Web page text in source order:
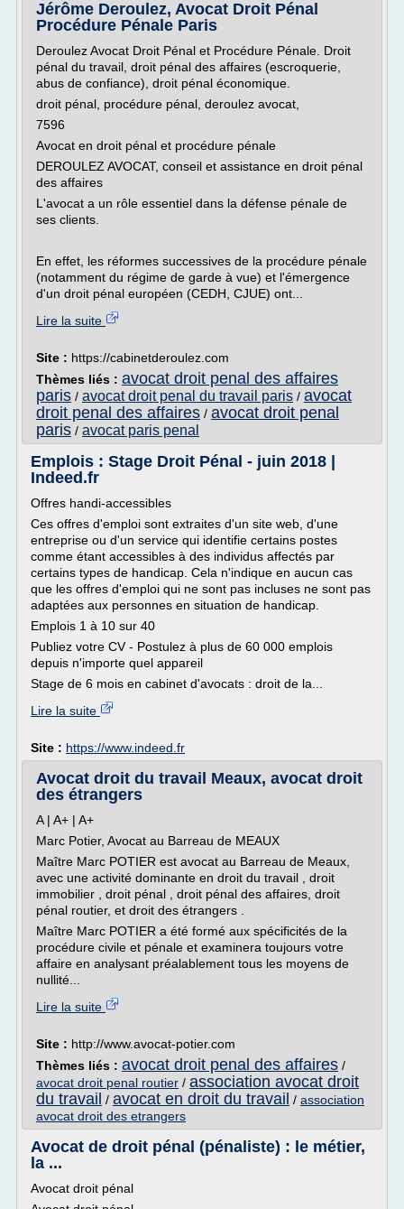
Jérôme Deroulez, Avocat Droit Pénal
Procédure Pénale Paris
Deroulez Avocat Droit Pénal et Procédure Pénale. Droit
pénal du travail, droit pénal des affaires (escroquerie,
abus de confiance), droit pénal économique.
droit pénal, procédure pénal, deroulez avocat,
7596
Avocat en droit pénal et procédure pénale
DEROULEZ AVOCAT, conseil et assistance en droit pénal
des affaires
L'avocat a un rôle essentiel dans la défense pénale de
ses clients.
En effet, les réformes successives de la procédure pénale
(notamment du régime de garde à vue) et l'émergence
d'un droit pénal européen (CEDH, CJUE) ont...
Lire la suite
Site : https://cabinetderoulez.com
Thèmes liés : avocat droit penal des affaires
paris / avocat droit penal du travail paris / avocat
droit penal des affaires / avocat droit penal
paris / avocat paris penal
Emplois : Stage Droit Pénal - juin 2018 |
Indeed.fr
Offres handi-accessibles
Ces offres d'emploi sont extraites d'un site web, d'une
entreprise ou d'un service qui identifie certains postes
comme étant accessibles à des individus affectés par
certains types de handicap. Cela n'indique en aucun cas
que les offres d'emploi qui ne sont pas incluses ne sont pas
adaptées aux personnes en situation de handicap.
Emplois 1 à 10 sur 40
Publiez votre CV - Postulez à plus de 60 000 emplois
depuis n'importe quel appareil
Stage de 6 mois en cabinet d'avocats : droit de la...
Lire la suite
Site : https://www.indeed.fr
Avocat droit du travail Meaux, avocat droit
des étrangers
A | A+ | A+
Marc Potier, Avocat au Barreau de MEAUX
Maître Marc POTIER est avocat au Barreau de Meaux,
avec une activité dominante en droit du travail , droit
immobilier , droit pénal , droit pénal des affaires, droit
pénal routier, et droit des étrangers .
Maître Marc POTIER a été formé aux spécificités de la
procédure civile et pénale et examinera toujours votre
affaire en analysant préalablement tous les moyens de
nullité...
Lire la suite
Site : http://www.avocat-potier.com
Thèmes liés : avocat droit penal des affaires /
avocat droit penal routier / association avocat droit
du travail / avocat en droit du travail / association
avocat droit des etrangers
Avocat de droit pénal (pénaliste) : le métier,
la ...
Avocat droit pénal